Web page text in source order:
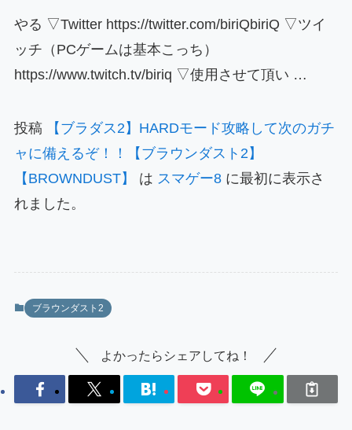
やる ▽Twitter https://twitter.com/biriQbiriQ ▽ツイ
ッチ（PCゲームは基本こっち）
https://www.twitch.tv/biriq ▽使用させて頂い …
投稿
【ブラダス2】HARDモード攻略して次のガチ
ャに備えるぞ！！【ブラウンダスト2】
【BROWNDUST】
は スマゲー8に最初に表示さ
れました。
ブラウンダスト2
よかったらシェアしてね！